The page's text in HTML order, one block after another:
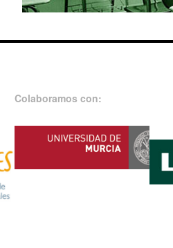
Colaboramos con: